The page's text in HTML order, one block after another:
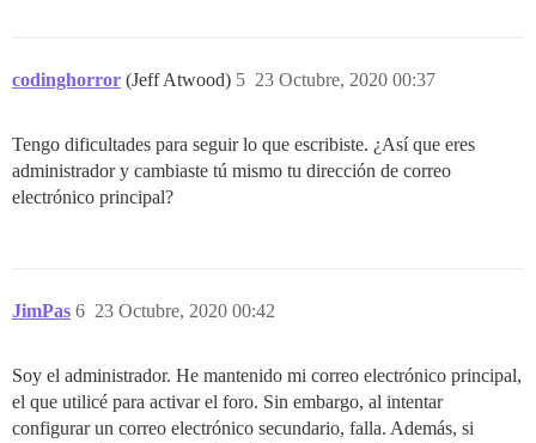
codinghorror (Jeff Atwood) 23 Octubre, 2020 00:37
5
Tengo dificultades para seguir lo que escribiste. ¿Así que eres
administrador y cambiaste tú mismo tu dirección de correo
electrónico principal?
JimPas 23 Octubre, 2020 00:42
6
Soy el administrador. He mantenido mi correo electrónico principal,
el que utilicé para activar el foro. Sin embargo, al intentar
configurar un correo electrónico secundario, falla. Además, si